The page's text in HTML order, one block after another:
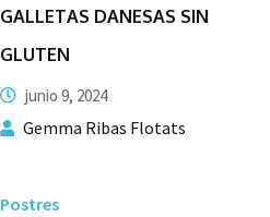
GALLETAS DANESAS SIN
GLUTEN
junio 9, 2024
Gemma Ribas Flotats
Postres